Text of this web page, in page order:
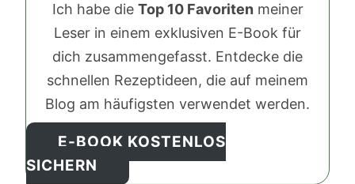
Ich habe die Top 10 Favoriten meiner
Leser in einem exklusiven E-Book für
dich zusammengefasst. Entdecke die
schnellen Rezeptideen, die auf meinem
Blog am häufigsten verwendet werden.
E-BOOK KOSTENLOS
SICHERN